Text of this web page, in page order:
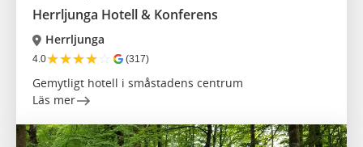
Herrljunga Hotell & Konferens
Herrljunga
4.0★★★★☆ (317)
Gemytligt hotell i småstadens centrum
Läs mer